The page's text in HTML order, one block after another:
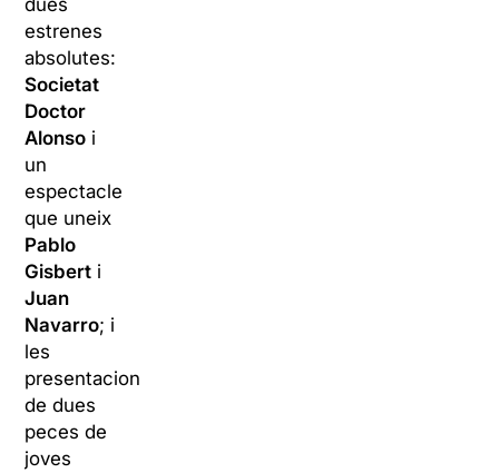
dues
estrenes
absolutes:
Societat
Doctor
Alonso i
un
espectacle
que uneix
Pablo
Gisbert i
Juan
Navarro; i
les
presentacions
de dues
peces de
joves